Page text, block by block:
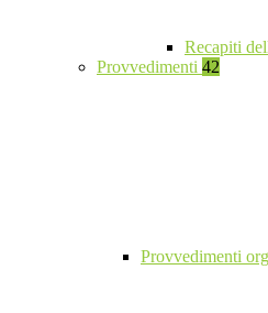
Recapiti
Provvedimenti 42
Provvedimenti